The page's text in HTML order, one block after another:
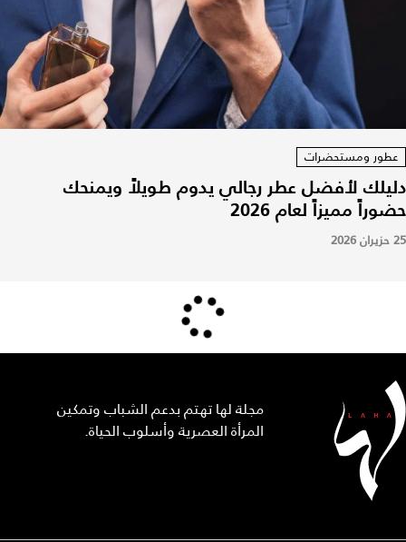
عطور ومستحضرات
دليلك لأفضل عطر رجالي يدوم طويلاً ويمنحك
حضوراً مميزاً لعام 2026
25 حزيران 2026
مجلة لها تهتم بدعم الشباب وتمكين
المرأة العصرية وأسلوب الحياة.